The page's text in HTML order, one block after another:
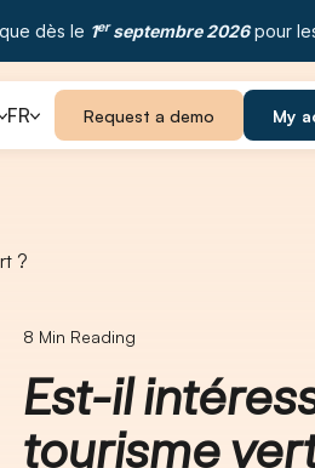
dès le 1erseptembre 2026pour
FR Request a demo My
?
8 Min Reading
Est-il
tourisme